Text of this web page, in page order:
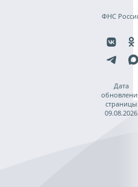
ФНС
Дата
страницы
09.08.2026